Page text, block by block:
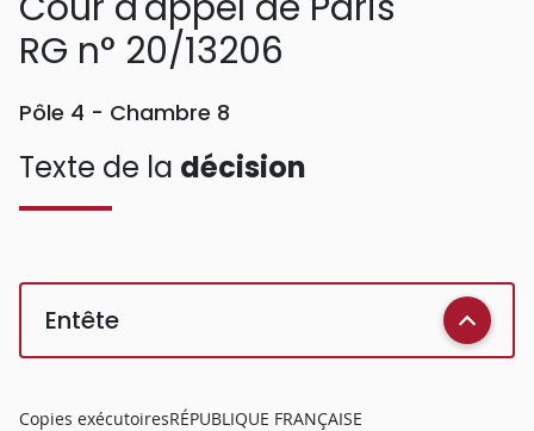
RG n° 20/13206
Pôle 4 - Chambre 8
Texte de la décision
Entête
Copies exécutoiresRÉPUBLIQUE FRANÇAISE